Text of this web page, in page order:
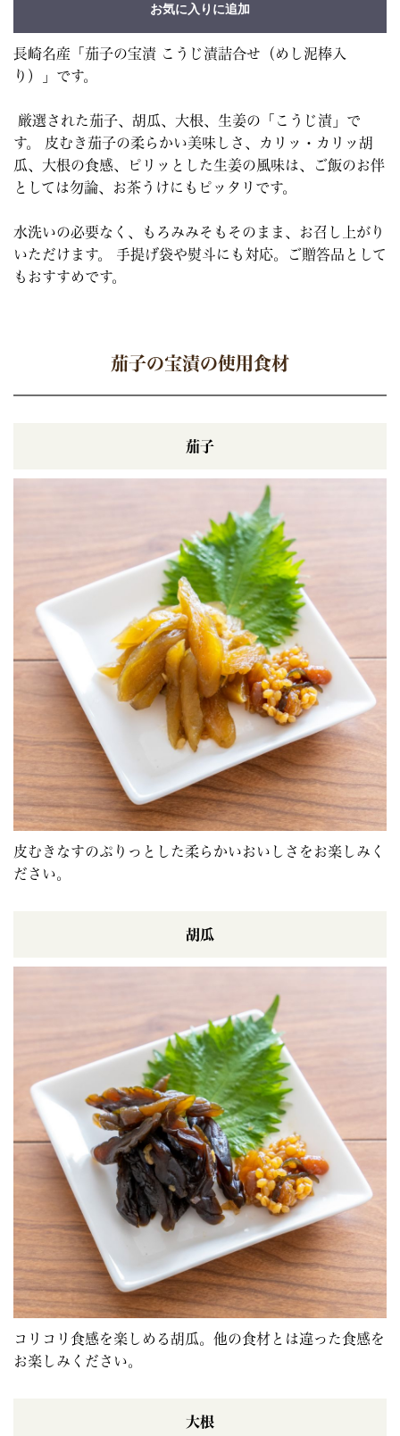
お気に入りに追加
長崎名産「茄子の宝漬 こうじ漬詰合せ（めし泥棒入
り）」です。
厳選された茄子、胡瓜、大根、生姜の「こうじ漬」で
す。 皮むき茄子の柔らかい美味しさ、カリッ・カリッ胡
瓜、大根の食感、ピリッとした生姜の風味は、ご飯のお伴
としては勿論、お茶うけにもピッタリです。
水洗いの必要なく、もろみみそもそのまま、お召し上がり
いただけます。 手提げ袋や熨斗にも対応。ご贈答品として
もおすすめです。
茄子の宝漬の使用食材
茄子
皮むきなすのぷりっとした柔らかいおいしさをお楽しみく
ださい。
胡瓜
コリコリ食感を楽しめる胡瓜。他の食材とは違った食感を
お楽しみください。
大根